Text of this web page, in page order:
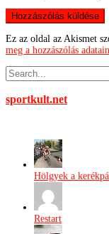
Ez az oldal az Akismet
meg a hozzászólás
sportkult.net
Hölgyek a
Restart